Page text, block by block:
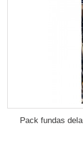
Pack fundas